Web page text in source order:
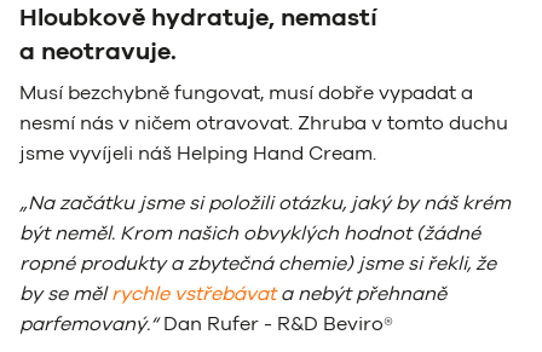
Hloubkově hydratuje, nemastí
a neotravuje.
Musí bezchybně fungovat, musí dobře vypadat a
nesmí nás v ničem otravovat. Zhruba v tomto duchu
jsme vyvíjeli náš Helping Hand Cream.
„Na začátku jsme si položili otázku, jaký by náš krém
být neměl. Krom našich obvyklých hodnot (žádné
ropné produkty a zbytečná chemie) jsme si řekli, že
by se mělrychle vstřebávata nebýt přehnaně
parfemovaný.“Dan Rufer - R&D Beviro®